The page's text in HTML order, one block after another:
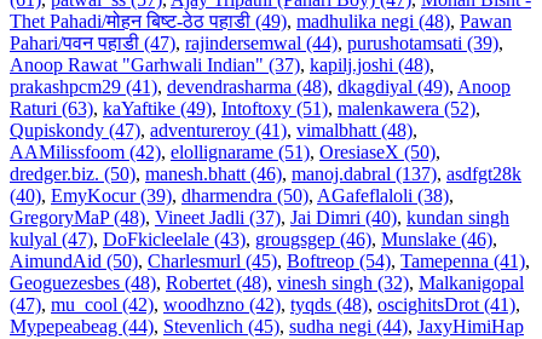
Thet Pahadi/मोहन बिष्ट-ठेठ पहाडी (49), madhulika negi (48), Pawan
Pahari/पवन पहाडी (47), rajindersemwal (44), purushotamsati (39),
Anoop Rawat "Garhwali Indian" (37), kapilj.joshi (48),
prakashpcm29 (41), devendrasharma (48), dkagdiyal (49), Anoop
Raturi (63), kaYaftike (49), Intoftoxy (51), malenkawera (52),
Qupiskondy (47), adventureroy (41), vimalbhatt (48),
AAMilissfoom (42), elollignarame (51), OresiaseX (50),
dredger.biz. (50), manesh.bhatt (46), manoj.dabral (137), asdfgt28k
(40), EmyKocur (39), dharmendra (50), AGafeflaloli (38),
GregoryMaP (48), Vineet Jadli (37), Jai Dimri (40), kundan singh
kulyal (47), DoFkicleelale (43), grougsgep (46), Munslake (46),
AimundAid (50), Charlesmurl (45), Boftreop (54), Tamepenna (41),
Geoguezesbes (48), Robertet (48), vinesh singh (32), Malkanigopal
(47), mu_cool (42), woodhzno (42), tyqds (48), oscighitsDrot (41),
Mypepeabeag (44), Stevenlich (45), sudha negi (44), JaxyHimiHap